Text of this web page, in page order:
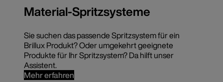
Material-Spritzsysteme
Sie suchen das passende Spritzsystem für ein
Brillux Produkt? Oder umgekehrt geeignete
Produkte für Ihr Spritzsystem? Da hilft unser
Assistent.
Mehr erfahren